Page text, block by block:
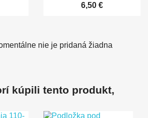
6,50 €
nie je pridaná žiadna
kúpili tento produkt,